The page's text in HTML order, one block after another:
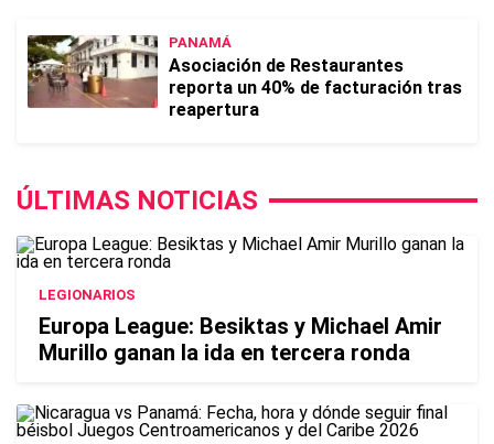
PANAMÁ
Asociación de Restaurantes
reporta un 40% de facturación tras
reapertura
ÚLTIMAS NOTICIAS
LEGIONARIOS
Europa League: Besiktas y Michael Amir
Murillo ganan la ida en tercera ronda